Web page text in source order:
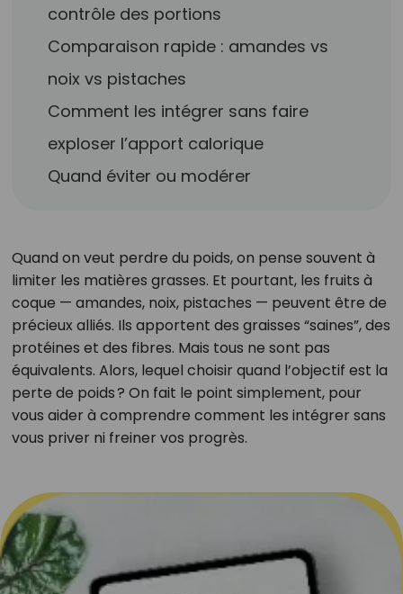
contrôle des portions
Comparaison rapide : amandes vs
noix vs pistaches
Comment les intégrer sans faire
exploser l’apport calorique
Quand éviter ou modérer
Quand on veut perdre du poids, on pense souvent à
limiter les matières grasses. Et pourtant, les fruits à
coque — amandes, noix, pistaches — peuvent être de
précieux alliés. Ils apportent des graisses “saines”, des
protéines et des fibres. Mais tous ne sont pas
équivalents. Alors, lequel choisir quand l’objectif est la
perte de poids ? On fait le point simplement, pour
vous aider à comprendre comment les intégrer sans
vous priver ni freiner vos progrès.